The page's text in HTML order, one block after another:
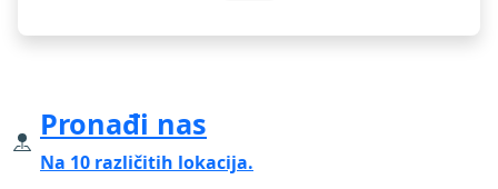
Pronađi nas
Na 10 različitih lokacija.